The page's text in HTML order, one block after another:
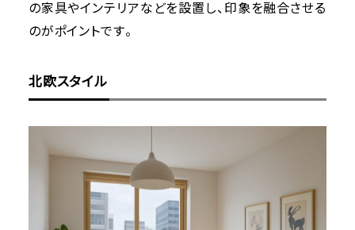
の家具やインテリアなどを設置し、印象を融合させる
のがポイントです。
北欧スタイル